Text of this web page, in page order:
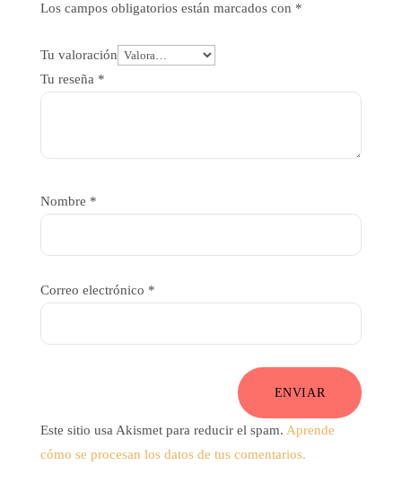
Los campos obligatorios están marcados con *
Tu valoración
Tu reseña *
Nombre *
Correo electrónico *
ENVIAR
Este sitio usa Akismet para reducir el spam. Aprende
cómo se procesan los datos de tus comentarios.